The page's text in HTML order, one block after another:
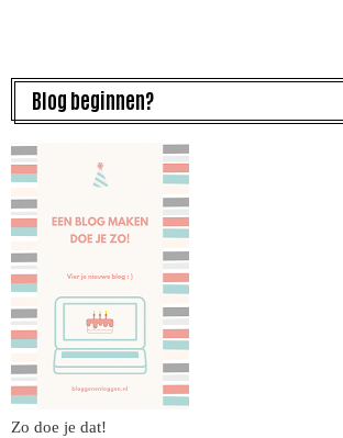
Blog beginnen?
Zo doe je dat!